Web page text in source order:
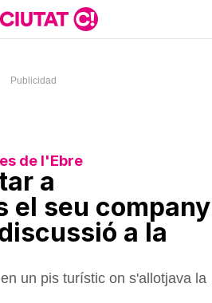
de l'Ebre
a
el seu company
a la
un pis turístic on s'allotjava la